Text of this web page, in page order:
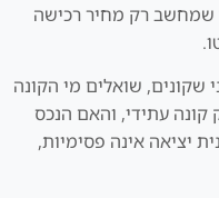
שמחשב רק מחיר רכישה
שקונים, שואלים מי הקונה
עתידי, והאם הנכס
יציאה אינה פסימיות,